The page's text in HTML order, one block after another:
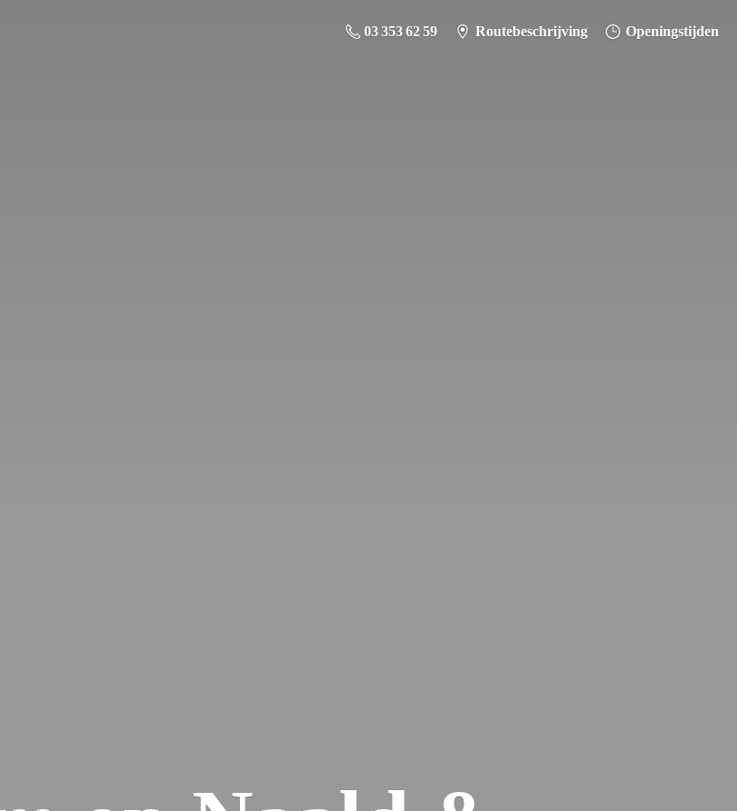
03 353 62 59 Routebeschrijving Openingstijden